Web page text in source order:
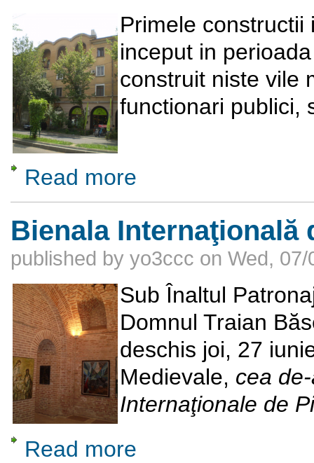
Primele constructii
inceput in
construit niste vile
functionari publici,
Read more
Bienala Internaţională
published by yo3ccc on Wed, 07/
Sub Înaltul
Domnul Traian
deschis joi, 27
Medievale, cea
Internaţionale de
Read more